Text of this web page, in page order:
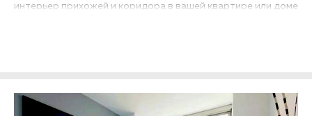
интерьер прихожей и коридора в вашей квартире или доме